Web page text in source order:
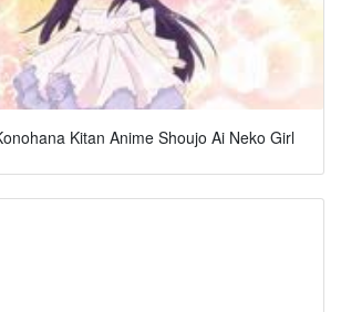
Kitan Anime Shoujo Ai Neko Girl